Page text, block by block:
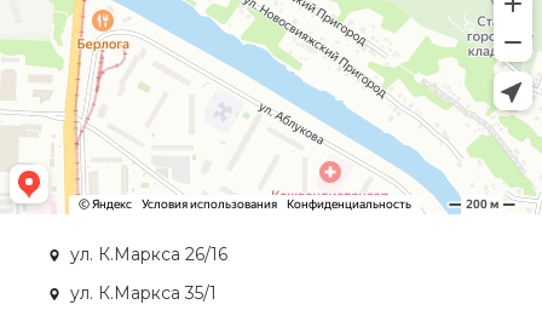
ул. К.Маркса 26/16
ул. К.Маркса 35/1